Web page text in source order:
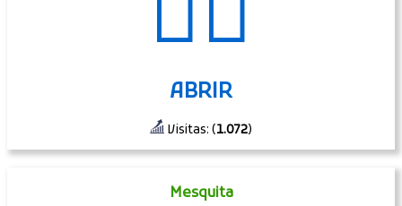
ABRIR
Visitas: (1.072)
Mesquita